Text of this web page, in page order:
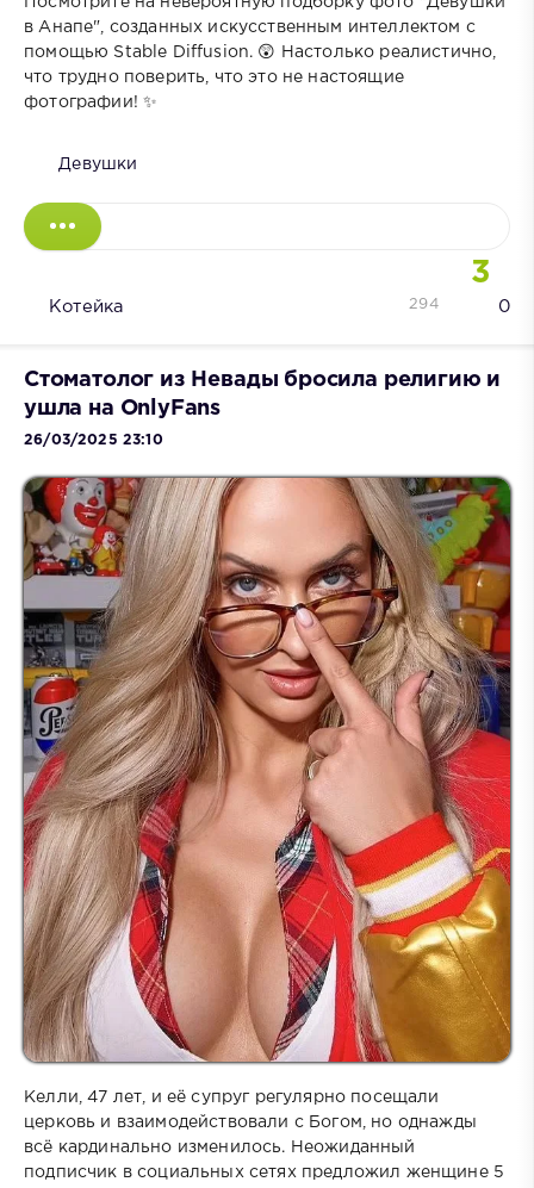
в Анапе", созданных искусственным интеллектом с
помощью Stable Diffusion. 😲 Настолько реалистично,
что трудно поверить, что это не настоящие
фотографии! ✨
Девушки
3
Котейка 0
294
Стоматолог из Невады бросила религию и
ушла на OnlyFans
26/03/2025 23:10
Келли, 47 лет, и её супруг регулярно посещали
церковь и взаимодействовали с Богом, но однажды
всё кардинально изменилось. Неожиданный
подписчик в социальных сетях предложил женщине 5